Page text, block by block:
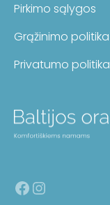
Pirkimo sąlygos
Grąžinimo politika
Privatumo politika
Facebook